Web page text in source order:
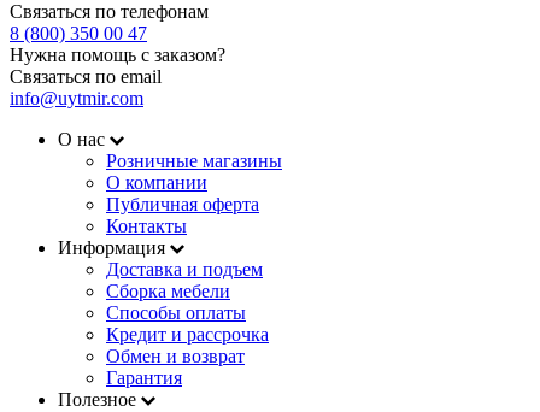
Связаться по телефонам
8 (800) 350 00 47
Нужна помощь с заказом?
Связаться по email
info@uytmir.com
О нас
Розничные магазины
О компании
Публичная оферта
Контакты
Информация
Доставка и подъем
Сборка мебели
Способы оплаты
Кредит и рассрочка
Обмен и возврат
Гарантия
Полезное